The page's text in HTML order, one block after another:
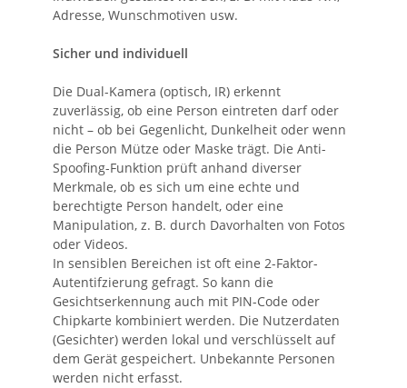
Adresse, Wunschmotiven usw.
Sicher und individuell
Die Dual-Kamera (optisch, IR) erkennt
zuverlässig, ob eine Person eintreten darf oder
nicht – ob bei Gegenlicht, Dunkelheit oder wenn
die Person Mütze oder Maske trägt. Die Anti-
Spoofing-Funktion prüft anhand diverser
Merkmale, ob es sich um eine echte und
berechtigte Person handelt, oder eine
Manipulation, z. B. durch Davorhalten von Fotos
oder Videos.
In sensiblen Bereichen ist oft eine 2-Faktor-
Autentifzierung gefragt. So kann die
Gesichtserkennung auch mit PIN-Code oder
Chipkarte kombiniert werden. Die Nutzerdaten
(Gesichter) werden lokal und verschlüsselt auf
dem Gerät gespeichert. Unbekannte Personen
werden nicht erfasst.